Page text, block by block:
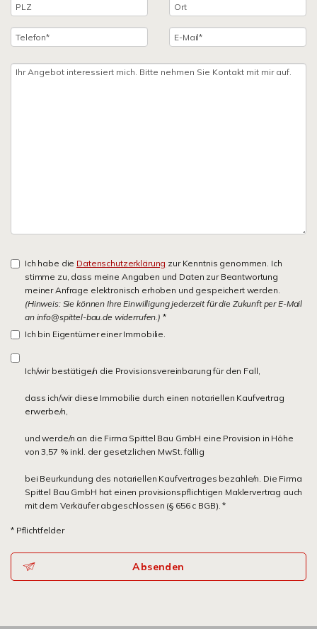
Ich habe die Datenschutzerklärung zur Kenntnis genommen. Ich
stimme zu, dass meine Angaben und Daten zur Beantwortung
meiner Anfrage elektronisch erhoben und gespeichert werden.
(Hinweis: Sie können Ihre Einwilligung jederzeit für die Zukunft per E-Mail
an info@spittel-bau.de widerrufen.) *
Ich bin Eigentümer einer Immobilie.
Ich/wir bestätige/n die Provisionsvereinbarung für den Fall,
dass ich/wir diese Immobilie durch einen notariellen Kaufvertrag
erwerbe/n,
und werde/n an die Firma Spittel Bau GmbH eine Provision in Höhe
von 3,57 % inkl. der gesetzlichen MwSt. fällig
bei Beurkundung des notariellen Kaufvertrages bezahle/n. Die Firma
Spittel Bau GmbH hat einen provisionspflichtigen Maklervertrag auch
mit dem Verkäufer abgeschlossen (§ 656 c BGB). *
* Pflichtfelder
Absenden